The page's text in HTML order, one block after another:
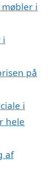
i
i
på
i
hele
af